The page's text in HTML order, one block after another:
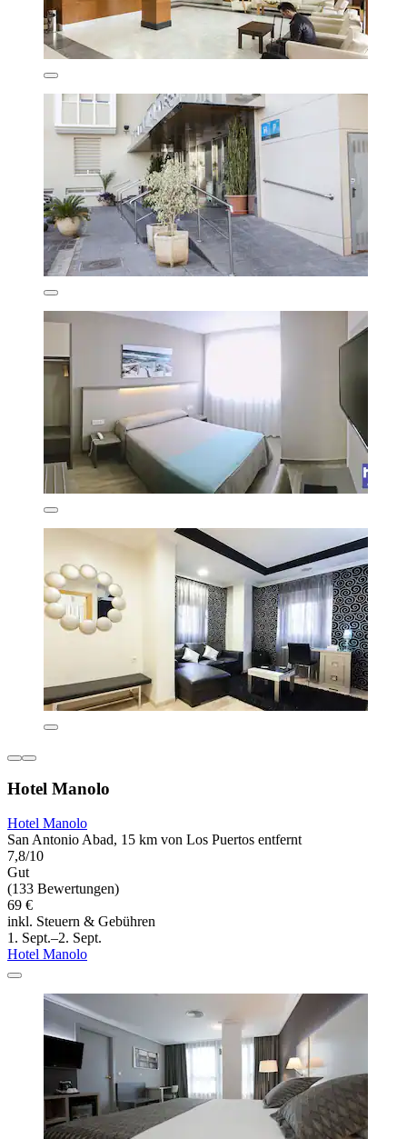
Hotel Manolo
Hotel Manolo
San Antonio Abad, 15 km von Los Puertos entfernt
7,8/10
Gut
(133 Bewertungen)
69 €
inkl. Steuern & Gebühren
1. Sept.–2. Sept.
Hotel Manolo